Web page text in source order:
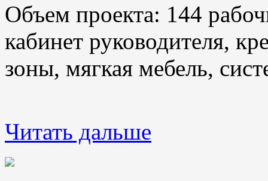
Объем проекта: 144
кабинет руководителя,
зоны, мягкая мебель,
Читать дальше